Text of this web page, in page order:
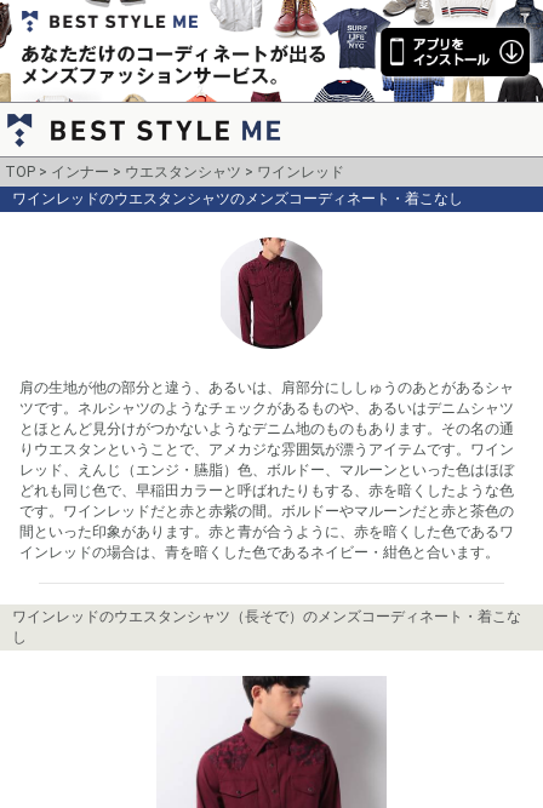
TOP インナー ウエスタンシャツ
ワインレッド
ワインレッドのウエスタンシャツのメンズコーディネート・着こなし
肩の生地が他の部分と違う、あるいは、肩部分にししゅうのあとがあるシャ
ツです。ネルシャツのようなチェックがあるものや、あるいはデニムシャツ
とほとんど見分けがつかないようなデニム地のものもあります。その名の通
りウエスタンということで、アメカジな雰囲気が漂うアイテムです。ワイン
レッド、えんじ（エンジ・臙脂）色、ボルドー、マルーンといった色はほぼ
どれも同じ色で、早稲田カラーと呼ばれたりもする、赤を暗くしたような色
です。ワインレッドだと赤と赤紫の間。ボルドーやマルーンだと赤と茶色の
間といった印象があります。赤と青が合うように、赤を暗くした色であるワ
インレッドの場合は、青を暗くした色であるネイビー・紺色と合います。
ワインレッドのウエスタンシャツ（長そで）のメンズコーディネート・着こな
し